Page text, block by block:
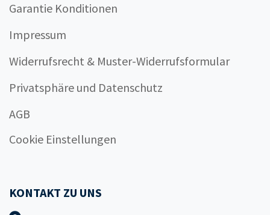
Garantie Konditionen
Impressum
Widerrufsrecht & Muster-Widerrufsformular
Privatsphäre und Datenschutz
AGB
Cookie Einstellungen
KONTAKT ZU UNS